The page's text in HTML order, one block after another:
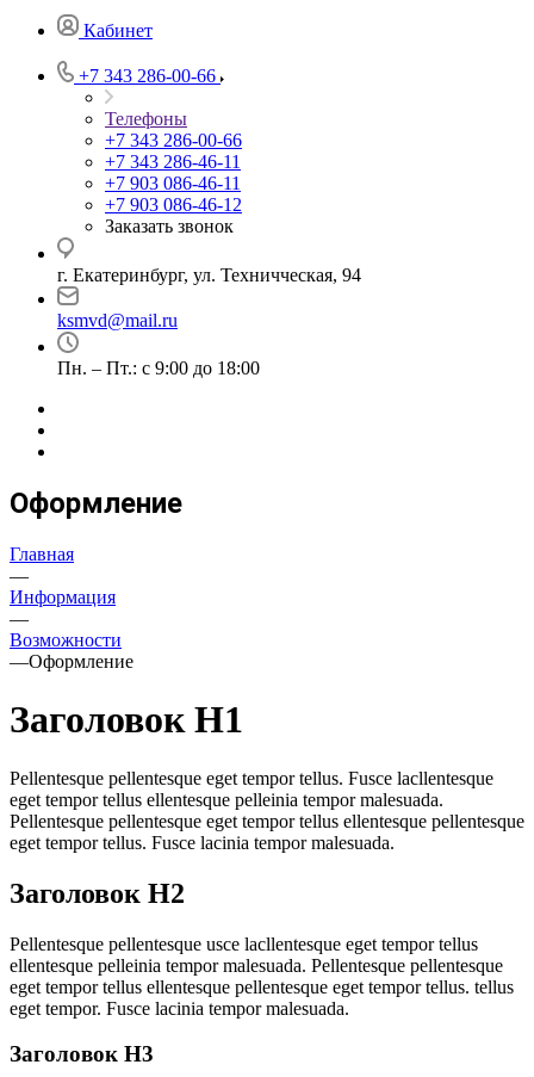
Кабинет
+7 343 286-00-66
Телефоны
+7 343 286-00-66
+7 343 286-46-11
+7 903 086-46-11
+7 903 086-46-12
Заказать звонок
г. Екатеринбург, ул. Техничческая, 94
ksmvd@mail.ru
Пн. – Пт.: с 9:00 до 18:00
Оформление
Главная
—
Информация
—
Возможности
—Оформление
Заголовок H1
Pellentesque pellentesque eget tempor tellus. Fusce lacllentesque
eget tempor tellus ellentesque pelleinia tempor malesuada.
Pellentesque pellentesque eget tempor tellus ellentesque pellentesque
eget tempor tellus. Fusce lacinia tempor malesuada.
Заголовок H2
Pellentesque pellentesque usce lacllentesque eget tempor tellus
ellentesque pelleinia tempor malesuada. Pellentesque pellentesque
eget tempor tellus ellentesque pellentesque eget tempor tellus. tellus
eget tempor. Fusce lacinia tempor malesuada.
Заголовок H3